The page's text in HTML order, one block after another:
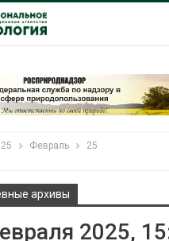
Февраль 25
архивы
2025,